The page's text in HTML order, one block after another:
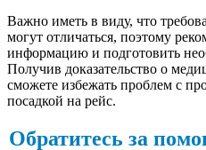
Важно иметь в виду, что
могут отличаться, поэтому
информацию и подготовить
Получив доказательство о
сможете избежать проблем с
посадкой на рейс.
Обратитесь за